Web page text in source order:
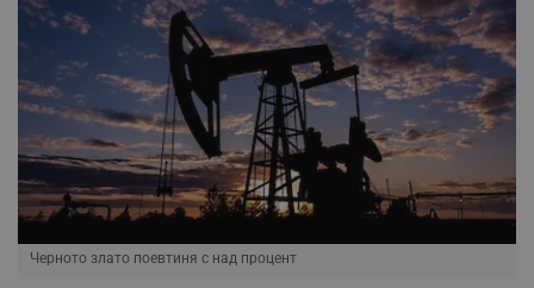
Черното злато поевтиня с над процент